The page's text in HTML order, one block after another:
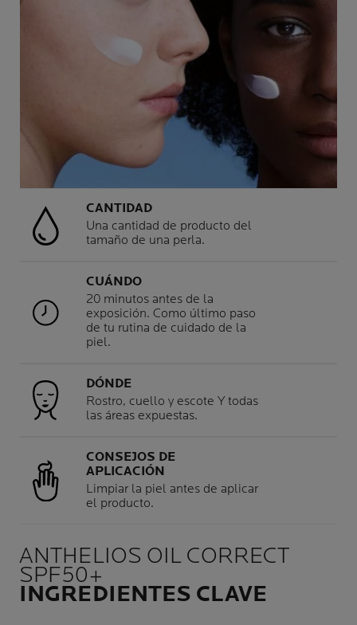
CANTIDAD
Una cantidad de producto del
tamaño de una perla.
CUÁNDO
20 minutos antes de la
exposición. Como último paso
de tu rutina de cuidado de la
piel.
DÓNDE
Rostro, cuello y escote Y todas
las áreas expuestas.
CONSEJOS DE
APLICACIÓN
Limpiar la piel antes de aplicar
el producto.
ANTHELIOS OIL CORRECT
SPF50+
INGREDIENTES CLAVE